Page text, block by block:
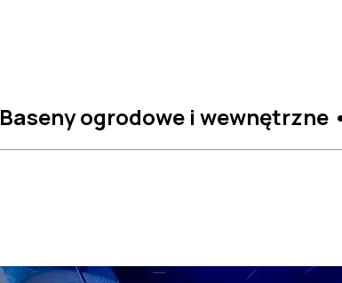
Baseny ogrodowe i wewnętrzne